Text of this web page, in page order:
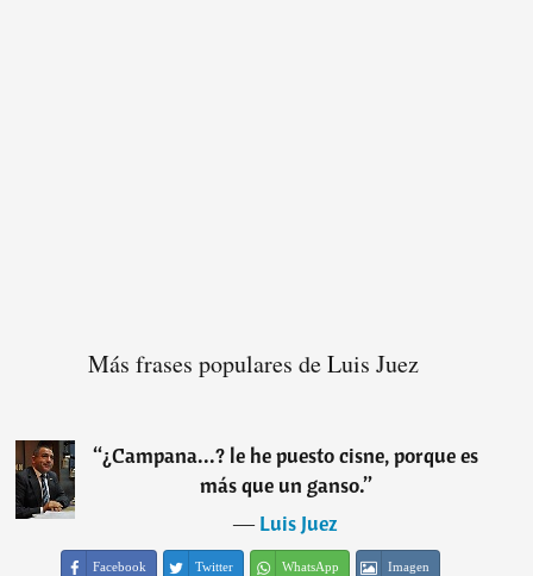
Más frases populares de Luis Juez
“¿Campana...? le he puesto cisne, porque es
más que un ganso.”
―Luis Juez
Facebook Twitter WhatsApp Imagen